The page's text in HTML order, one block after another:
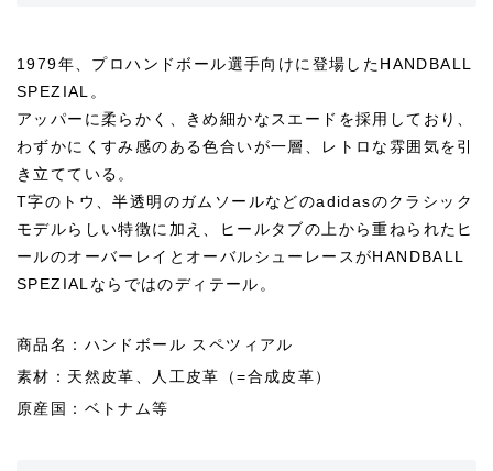
1979年、プロハンドボール選手向けに登場したHANDBALL
SPEZIAL。
アッパーに柔らかく、きめ細かなスエードを採用しており、
わずかにくすみ感のある色合いが一層、レトロな雰囲気を引
き立てている。
T字のトウ、半透明のガムソールなどのadidasのクラシック
モデルらしい特徴に加え、ヒールタブの上から重ねられたヒ
ールのオーバーレイとオーバルシューレースがHANDBALL
SPEZIALならではのディテール。
商品名：ハンドボール スペツィアル
素材：天然皮革、人工皮革（=合成皮革）
原産国：ベトナム等